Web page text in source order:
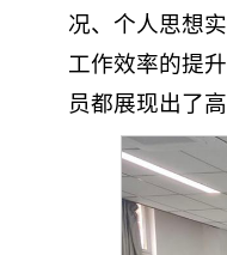
况、个人思想
工作效率的提
员都展现出了